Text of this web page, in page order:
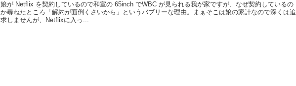
娘が Netflix を契約しているので和室の 65inch でWBC が見られる我が家ですが、なぜ契約しているの
か尋ねたところ「解約が面倒くさいから」というバブリーな理由。まぁそこは娘の家計なので深くは追
求しませんが、Netflixに入っ...